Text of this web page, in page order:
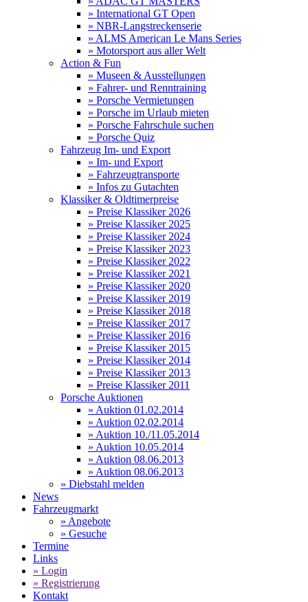
» International GT Open
» NBR-Langstreckenserie
» ALMS American Le Mans Series
» Motorsport aus aller Welt
Action & Fun
» Museen & Ausstellungen
» Fahrer- und Renntraining
» Porsche Vermietungen
» Porsche im Urlaub mieten
» Porsche Fahrschule suchen
» Porsche Quiz
Fahrzeug Im- und Export
» Im- und Export
» Fahrzeugtransporte
» Infos zu Gutachten
Klassiker & Oldtimerpreise
» Preise Klassiker 2026
» Preise Klassiker 2025
» Preise Klassiker 2024
» Preise Klassiker 2023
» Preise Klassiker 2022
» Preise Klassiker 2021
» Preise Klassiker 2020
» Preise Klassiker 2019
» Preise Klassiker 2018
» Preise Klassiker 2017
» Preise Klassiker 2016
» Preise Klassiker 2015
» Preise Klassiker 2014
» Preise Klassiker 2013
» Preise Klassiker 2011
Porsche Auktionen
» Auktion 01.02.2014
» Auktion 02.02.2014
» Auktion 10./11.05.2014
» Auktion 10.05.2014
» Auktion 08.06.2013
» Auktion 08.06.2013
» Diebstahl melden
News
Fahrzeugmarkt
» Angebote
» Gesuche
Termine
Links
» Login
» Registrierung
Kontakt